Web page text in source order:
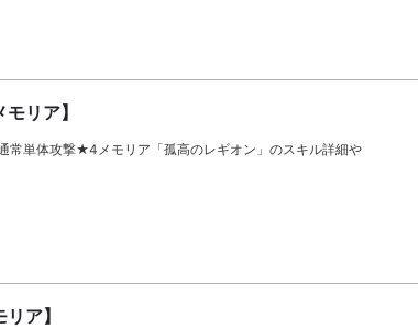
リア】
常単体攻撃★4メモリア「孤高のレギオン」のスキル詳細や
ア】